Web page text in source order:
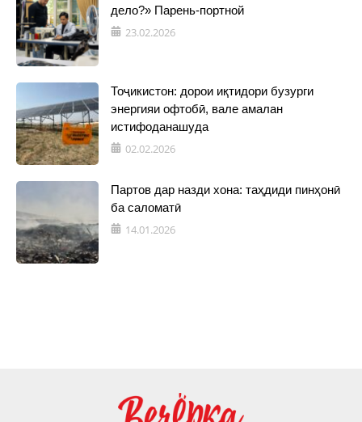
дело?» Парень-портной
23.02.2026
Тоҷикистон: дорои иқтидори бузурги
энергияи офтобӣ, вале амалан
истифоданашуда
02.02.2026
Партов дар назди хона: таҳдиди пинҳонӣ
ба саломатӣ
14.01.2026